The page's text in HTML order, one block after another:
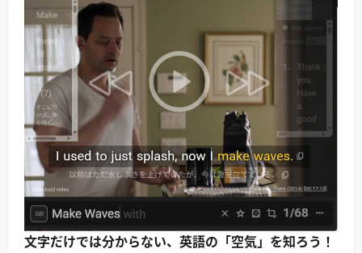
文字だけでは分からない、英語の「空気」を知ろう！